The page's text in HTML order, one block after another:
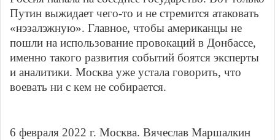
Путин выжидает чего-то и не стремится атаковать
«нэзалэжную». Главное, чтобы американцы не
пошли на использование провокаций в Донбассе,
именно такого развития событий боятся эксперты
и аналитики. Москва уже устала говорить, что
воевать ни с кем не собирается.
6 февраля 2022 г. Москва. Вячеслав Маршалкин